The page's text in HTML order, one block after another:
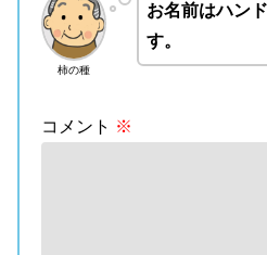
柿の種
お名前はハン
す。
コメント ※